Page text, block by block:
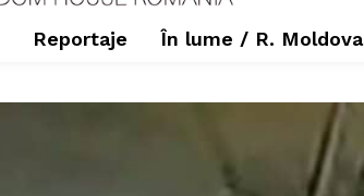
Reportaje În lume / R. Moldova